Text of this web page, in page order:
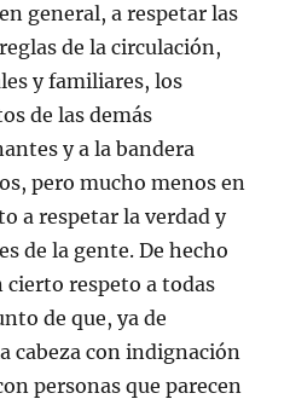
general, a respetar las
de la circulación,
y familiares, los
de las demás
y a la bandera
pero mucho menos en
a respetar la verdad y
de la gente. De hecho
respeto a todas
de que, ya de
cabeza con indignación
personas que parecen